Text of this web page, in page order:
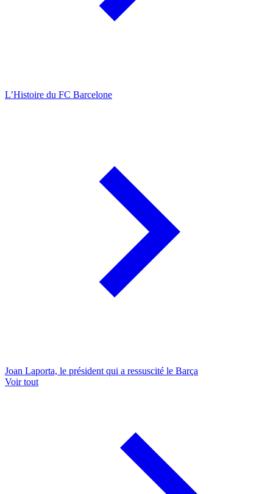
L’Histoire du FC Barcelone
Joan Laporta, le président qui a ressuscité le Barça
Voir tout